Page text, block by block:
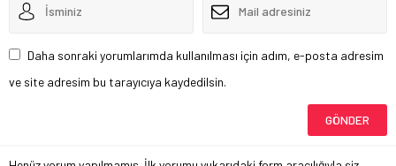
Daha sonraki yorumlarımda kullanılması için adım, e-posta adresim
ve site adresim bu tarayıcıya kaydedilsin.